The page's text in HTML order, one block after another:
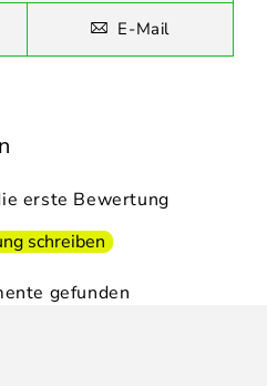
E-Mail
erste Bewertung
schreiben
gefunden